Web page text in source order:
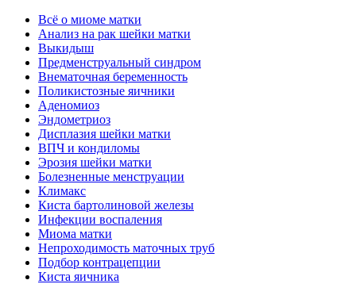
Всё о миоме матки
Анализ на рак шейки матки
Выкидыш
Предменструальный синдром
Внематочная беременность
Поликистозные яичники
Аденомиоз
Эндометриоз
Дисплазия шейки матки
ВПЧ и кондиломы
Эрозия шейки матки
Болезненные менструации
Климакс
Киста бартолиновой железы
Инфекции воспаления
Миома матки
Непроходимость маточных труб
Подбор контрацепции
Киста яичника